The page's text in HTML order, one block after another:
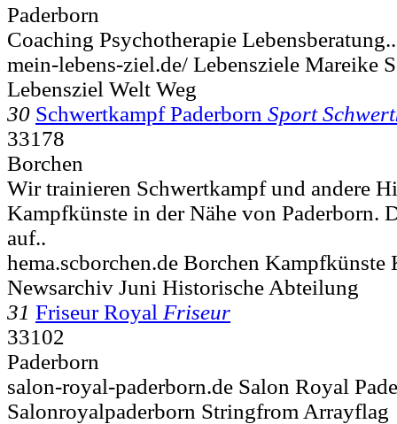
Paderborn
Coaching Psychotherapie Lebensberatung..
mein-lebens-ziel.de/ Lebensziele Mareike
Lebensziel Welt Weg
30 Schwertkampf Paderborn Sport
33178
Borchen
Wir trainieren Schwertkampf und andere
Kampfkünste in der Nähe von Paderborn.
auf..
hema.scborchen.de Borchen
Newsarchiv Juni Historische Abteilung
31 Friseur Royal Friseur
33102
Paderborn
salon-royal-paderborn.de Salon Royal
Salonroyalpaderborn Stringfrom Arrayflag